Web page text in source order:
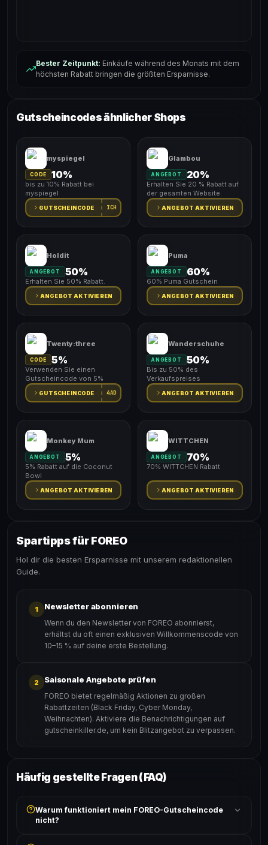
Bester Zeitpunkt: Einkäufe während des Monats mit dem
höchsten Rabatt bringen die größten Ersparnisse.
Gutscheincodes ähnlicher Shops
myspiegel
CODE 10%
bis zu 10% Rabatt bei
myspiegel
GUTSCHEINCODE ICH
Glambou
ANGEBOT 20%
Erhalten Sie 20 % Rabatt auf
der gesamten Website.
ANGEBOT AKTIVIEREN
Holdit
ANGEBOT 50%
Erhalten Sie 50% Rabatt.
ANGEBOT AKTIVIEREN
Puma
ANGEBOT 60%
60% Puma Gutschein
ANGEBOT AKTIVIEREN
Twenty:three
CODE 5%
Verwenden Sie einen
Gutscheincode von 5%
GUTSCHEINCODE 4AD
Wanderschuhe
ANGEBOT 50%
Bis zu 50% des
Verkaufspreises
ANGEBOT AKTIVIEREN
Monkey Mum
ANGEBOT 5%
5% Rabatt auf die Coconut
Bowl
ANGEBOT AKTIVIEREN
WITTCHEN
ANGEBOT 70%
70% WITTCHEN Rabatt
ANGEBOT AKTIVIEREN
Spartipps für FOREO
Hol dir die besten Ersparnisse mit unserem redaktionellen
Guide.
1 Newsletter abonnieren
Wenn du den Newsletter von FOREO abonnierst,
erhältst du oft einen exklusiven Willkommenscode von
10–15 % auf deine erste Bestellung.
2 Saisonale Angebote prüfen
FOREO bietet regelmäßig Aktionen zu großen
Rabattzeiten (Black Friday, Cyber Monday,
Weihnachten). Aktiviere die Benachrichtigungen auf
gutscheinkiller.de, um kein Blitzangebot zu verpassen.
Häufig gestellte Fragen (FAQ)
Warum funktioniert mein FOREO-Gutscheincode
nicht?